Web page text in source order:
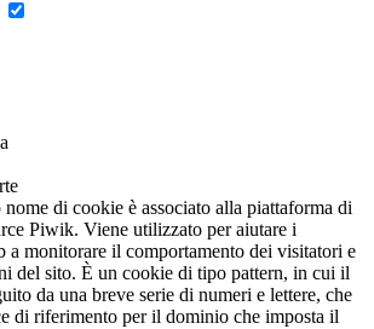
nome di cookie è associato alla piattaforma di
Piwik. Viene utilizzato per aiutare i
a monitorare il comportamento dei visitatori e
del sito. È un cookie di tipo pattern, in cui il
da una breve serie di numeri e lettere, che
di riferimento per il dominio che imposta il